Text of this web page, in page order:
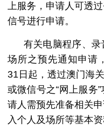
上服务，申请人可透
信号进行申请。
有关电脑程序、
场所之预先通知申请
31日起，透过澳门海
或微信号之“网上服务
请人需预先准备相关
入个人及场所等基本